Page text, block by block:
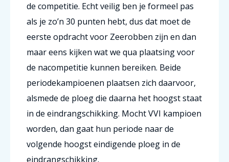
de competitie. Echt veilig ben je formeel pas
als je zo’n 30 punten hebt, dus dat moet de
eerste opdracht voor Zeerobben zijn en dan
maar eens kijken wat we qua plaatsing voor
de nacompetitie kunnen bereiken. Beide
periodekampioenen plaatsen zich daarvoor,
alsmede de ploeg die daarna het hoogst staat
in de eindrangschikking. Mocht VVI kampioen
worden, dan gaat hun periode naar de
volgende hoogst eindigende ploeg in de
eindrangschikking.